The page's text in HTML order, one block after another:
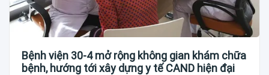
Bệnh viện 30-4 mở rộng không gian khám chữa
bệnh, hướng tới xây dựng y tế CAND hiện đại